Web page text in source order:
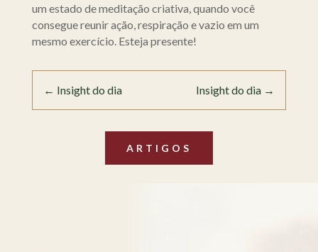
um estado de meditação criativa, quando você
consegue reunir ação, respiração e vazio em um
mesmo exercício. Esteja presente!
← Insight do dia Insight do dia →
ARTIGOS